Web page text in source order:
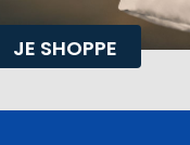
JE SHOPPE